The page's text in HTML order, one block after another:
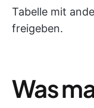
Tabelle mit
freigeben.
Was